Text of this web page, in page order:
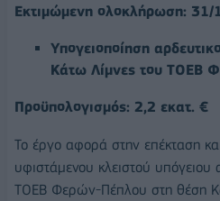
Εκτιμώμενη ολοκλήρωση:
Υπογειοποίηση
Κάτω Λίμνες του ΤΟΕΒ
Προϋπολογισμός: 2,2 εκατ. €
Το έργο αφορά στην επέκταση
υφιστάμενου κλειστού υπόγειου
ΤΟΕΒ Φερών-Πέπλου στη θέση